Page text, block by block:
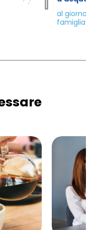
al giorno
famiglia di